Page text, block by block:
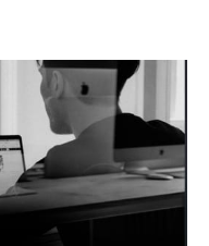
Налаштовувати
додаткові